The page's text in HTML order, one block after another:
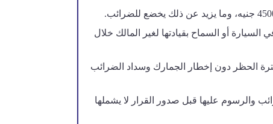
أو السماح بقيادتها لغير المالك خلال
الحظر دون إخطار الجمارك وسداد الضرائب
والرسوم عليها قبل صدور القرار لا يشملها